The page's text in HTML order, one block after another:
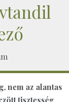
nem az alantas
tisztesség